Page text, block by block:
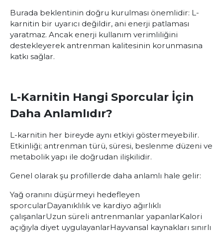
Burada beklentinin doğru kurulması önemlidir: L-
karnitin bir uyarıcı değildir, ani enerji patlaması
yaratmaz. Ancak enerji kullanım verimliliğini
destekleyerek antrenman kalitesinin korunmasına
katkı sağlar.
L-Karnitin Hangi Sporcular İçin
Daha Anlamlıdır?
L-karnitin her bireyde aynı etkiyi göstermeyebilir.
Etkinliği; antrenman türü, süresi, beslenme düzeni ve
metabolik yapı ile doğrudan ilişkilidir.
Genel olarak şu profillerde daha anlamlı hale gelir:
Yağ oranını düşürmeyi hedefleyen
sporcularDayanıklılık ve kardiyo ağırlıklı
çalışanlarUzun süreli antrenmanlar yapanlarKalori
açığıyla diyet uygulayanlarHayvansal kaynakları sınırlı